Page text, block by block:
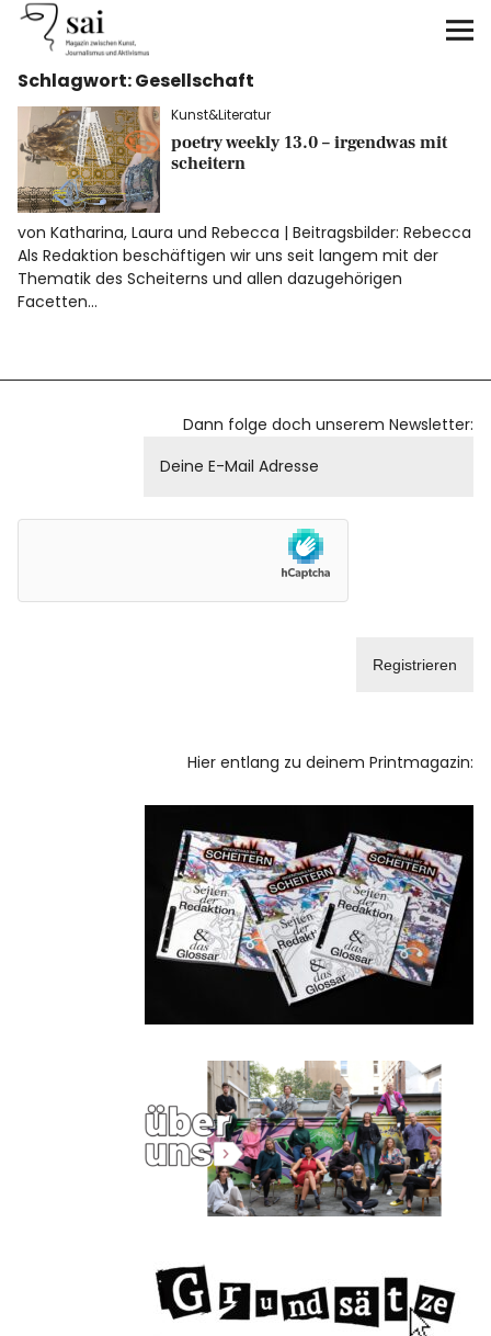
sai
Unterstützen
Klimagerechtigkeit
Antirassismus
Feminismen
Generation XYZ
Schlagwort:Gesellschaft
Kunst&Literatur
poetry weekly 13.0 – irgendwas mit
scheitern
von Katharina, Laura und Rebecca | Beitragsbilder: Rebecca
Als Redaktion beschäftigen wir uns seit langem mit der
Thematik des Scheiterns und allen dazugehörigen
Facetten…
Dann folge doch unserem Newsletter:
Hier entlang zu deinem Printmagazin: